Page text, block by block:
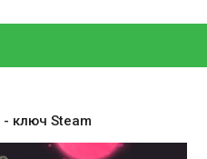
- ключ Steam